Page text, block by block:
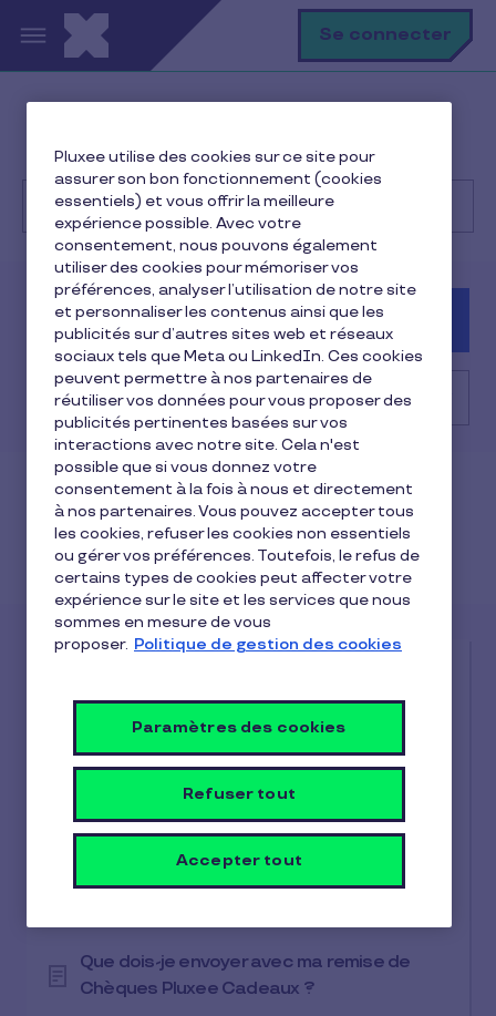
Aller au contenu principal Se connecter
Résolution des problèmes fréquents
Recherche
Consommateur Client Marchand
Résolution des problèmes fréquents
Résolution des problèmes
fréquents
(11 Articles)
de mes remises Pluxee Cadeaux ?
Comment générer mon étiquette
Chronopost pour ma remise Pluxee
Comment préparer mes chèques TirGroupé
Que dois-je envoyer avec ma remise de
Chèques Pluxee Cadeaux ?
Pluxee utilise des cookies sur ce site pour
assurer son bon fonctionnement (cookies
essentiels) et vous offrir la meilleure
expérience possible. Avec votre
consentement, nous pouvons également
utiliser des cookies pour mémoriser vos
préférences, analyser l’utilisation de notre site
et personnaliser les contenus ainsi que les
publicités sur d’autres sites web et réseaux
sociaux tels que Meta ou LinkedIn. Ces cookies
peuvent permettre à nos partenaires de
réutiliser vos données pour vous proposer des
publicités pertinentes basées sur vos
interactions avec notre site. Cela n'est
possible que si vous donnez votre
consentement à la fois à nous et directement
à nos partenaires. Vous pouvez accepter tous
les cookies, refuser les cookies non essentiels
ou gérer vos préférences. Toutefois, le refus de
certains types de cookies peut affecter votre
expérience sur le site et les services que nous
sommes en mesure de vous
proposer. Politique de gestion des cookies
Paramètres des cookies
Refuser tout
Accepter tout